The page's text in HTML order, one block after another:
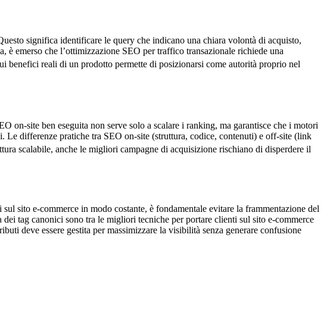
significa identificare le query che indicano una chiara volontà di acquisto,
emerso che l’ottimizzazione SEO per traffico transazionale richiede una
benefici reali di un prodotto permette di posizionarsi come autorità proprio nel
on-site ben eseguita non serve solo a scalare i ranking, ma garantisce che i motori
Le differenze pratiche tra SEO on-site (struttura, codice, contenuti) e off-site (link
scalabile, anche le migliori campagne di acquisizione rischiano di disperdere il
sul sito e-commerce in modo costante, è fondamentale evitare la frammentazione del
tag canonici sono tra le migliori tecniche per portare clienti sul sito e-commerce
deve essere gestita per massimizzare la visibilità senza generare confusione